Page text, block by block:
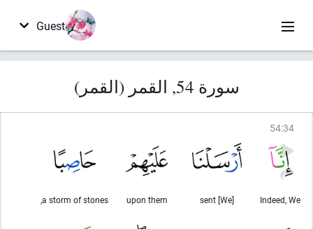
Guest
سورة 54, القمر (القمر)
54:34
Indeed, We
[We] sent
upon them
a storm of stones,